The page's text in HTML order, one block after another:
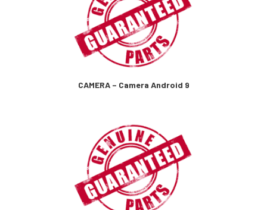
CAMERA – Camera Android 9